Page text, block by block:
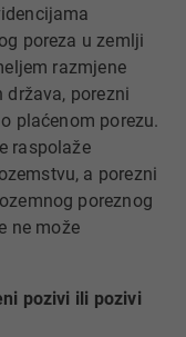
poreza u zemlji
razmjene
porezni
plaćenom porezu.
raspolaže
a porezni
poreznog
ne može
pozivi ili pozivi